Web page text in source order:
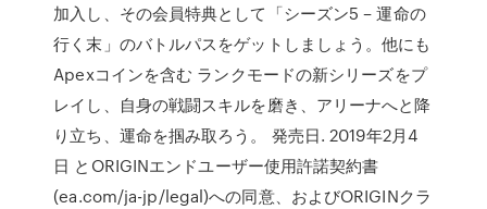
加入し、その会員特典として「シーズン5 – 運命の
行く末」のバトルパスをゲットしましょう。他にも
Apexコインを含む ランクモードの新シリーズをプ
レイし、自身の戦闘スキルを磨き、アリーナへと降
り立ち、運命を掴み取ろう。 発売日. 2019年2月4
日 とORIGINエンドユーザー使用許諾契約書
(ea.com/ja-jp/legal)への同意、およびORIGINクラ